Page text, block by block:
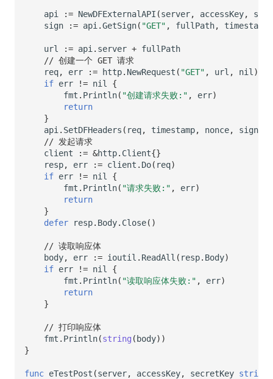
api := NewDFExternalAPI (server, accessKey,
sign
:= api .GetSign( "GET" , fullPath, timestamp
url := api . server + fullPath
// 创建一个 GET 请求
req, err := http. NewRequest ( "GET" , url , nil )
if err != nil
{
fmt . Println( "创建请求失败:" , err)
return
}
api . SetDFHeaders ( req, timestamp, nonce, sign
// 发起请求
client
:= &http. Client{}
resp, err := client . Do( req)
if err != nil
{
fmt . Println( "请求失败:" , err)
return
}
defer
resp. Body. Close()
// 读取响应体
body, err := ioutil . ReadAll ( resp. Body)
if err != nil
{
fmt . Println( "读取响应体失败:" , err)
return
}
// 打印响应体
fmt . Println(string (body))
}
func eTestPost (server, accessKey, secretKey string